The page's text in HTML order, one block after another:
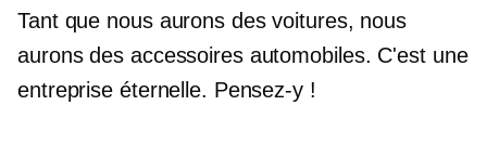
Tant que nous aurons des voitures, nous
aurons des accessoires automobiles. C'est une
entreprise éternelle. Pensez-y !